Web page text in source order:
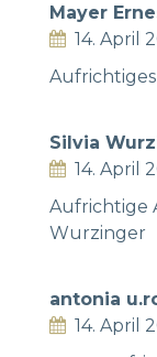
Mayer
14. April
Silvia
14. April
Aufrichtige
Wurzinger
antonia
14. April